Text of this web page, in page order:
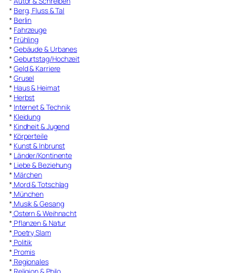
* Berg, Fluss & Tal
* Berlin
* Fahrzeuge
* Frühling
* Gebäude & Urbanes
* Geburtstag/Hochzeit
* Geld & Karriere
* Grusel
* Haus & Heimat
* Herbst
* Internet & Technik
* Kleidung
* Kindheit & Jugend
* Körperteile
* Kunst & Inbrunst
* Länder/Kontinente
* Liebe & Beziehung
* Märchen
* Mord & Totschlag
* München
* Musik & Gesang
* Ostern & Weihnacht
* Pflanzen & Natur
* Poetry Slam
* Politik
* Promis
* Regionales